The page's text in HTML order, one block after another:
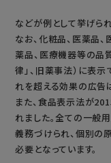
などが例として挙げられ
なお、化粧品、医薬品
薬品、医療機器等の品
律」、旧薬事法）に表
れを超える効果の広告
また、食品表示法が
れました。全ての一般
義務づけられ、個別の
必要となっています。